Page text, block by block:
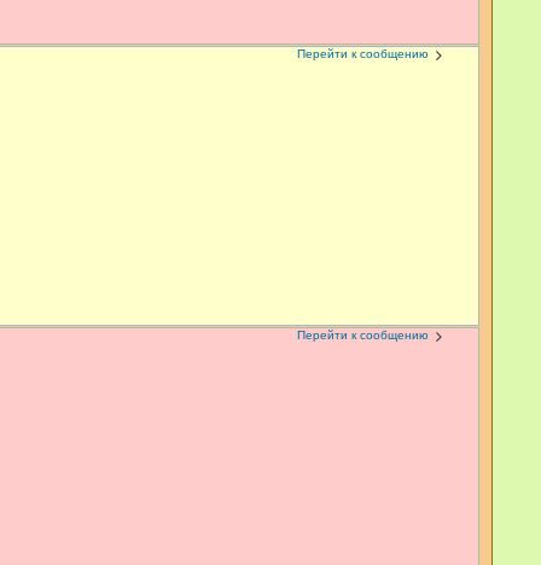
Перейти к сообщению
Перейти к сообщению